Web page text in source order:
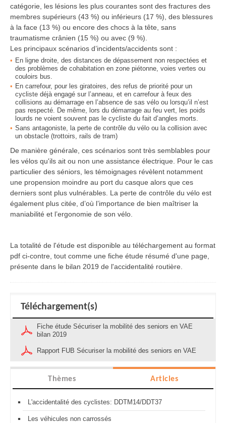
catégorie, les lésions les plus courantes sont des fractures des
membres supérieurs (43 %) ou inférieurs (17 %), des blessures
à la face (13 %) ou encore des chocs à la tête, sans
traumatisme crânien (15 %) ou avec (9 %).
Les principaux scénarios d’incidents/accidents sont :
En ligne droite, des distances de dépassement non respectées et
des problèmes de cohabitation en zone piétonne, voies vertes ou
couloirs bus.
En carrefour, pour les giratoires, des refus de priorité pour un
cycliste déjà engagé sur l’anneau, et en carrefour à feux des
collisions au démarrage en l’absence de sas vélo ou lorsqu’il n’est
pas respecté. De même, lors du démarrage au feu vert, les poids
lourds ne voient souvent pas le cycliste du fait d’angles morts.
Sans antagoniste, la perte de contrôle du vélo ou la collision avec
un obstacle (trottoirs, rails de tram)
De manière générale, ces scénarios sont très semblables pour
les vélos qu'ils ait ou non une assistance électrique. Pour le cas
particulier des séniors, les témoignages révèlent notamment
une propension moindre au port du casque alors que ces
derniers sont plus vulnérables. La perte de contrôle du vélo est
également plus citée, d’où l’importance de bien maîtriser la
maniabilité et l’ergonomie de son vélo.
La totalité de l'étude est disponible au téléchargement au format
pdf ci-contre, tout comme une fiche étude résumé d'une page,
présente dans le bilan 2019 de l'accidentalité routière.
Téléchargement(s)
Fiche étude Sécuriser la mobilité des seniors en VAE
bilan 2019
Rapport FUB Sécuriser la mobilité des seniors en VAE
Thèmes Articles
L'accidentalité des cyclistes: DDTM14/DDT37
Les véhicules non carrossés